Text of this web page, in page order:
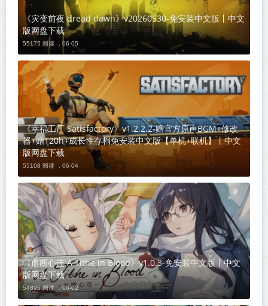
《灾变前夜 dread dawn》v20260530-免安装中文版丨中文
版网盘下载
55175 阅读 ， 06-05
《幸福工厂 Satisfactory》v1.2.2.2-赠官方原声BGM+修改
器+赠120h+成长性存档免安装中文版【单机+联机】丨中文
版网盘下载
55108 阅读 ， 06-04
《血断心连 A Tithe in Blood》v1.0.3-免安装中文版丨中文
版网盘下载
54895 阅读 ， 06-02